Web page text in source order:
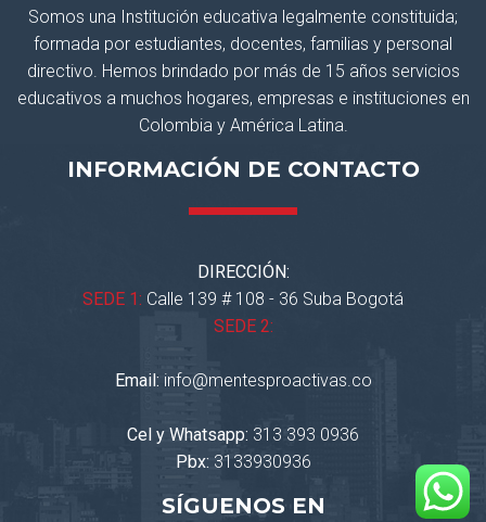
Somos una Institución educativa legalmente constituida;
formada por estudiantes, docentes, familias y personal
directivo. Hemos brindado por más de 15 años servicios
educativos a muchos hogares, empresas e instituciones en
Colombia y América Latina.
INFORMACIÓN DE CONTACTO
DIRECCIÓN:
SEDE 1: Calle 139 # 108 - 36 Suba Bogotá
SEDE 2:
Email: info@mentesproactivas.co
Cel y Whatsapp: 313 393 0936
Pbx: 3133930936
SÍGUENOS EN